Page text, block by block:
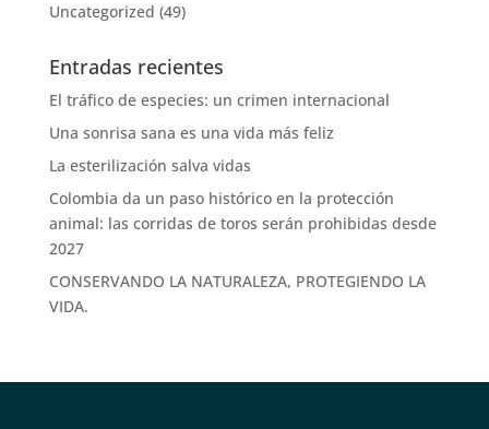
Uncategorized (49)
Entradas recientes
El tráfico de especies: un crimen internacional
Una sonrisa sana es una vida más feliz
La esterilización salva vidas
Colombia da un paso histórico en la protección
animal: las corridas de toros serán prohibidas desde
2027
CONSERVANDO LA NATURALEZA, PROTEGIENDO LA
VIDA.